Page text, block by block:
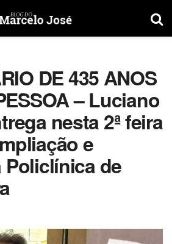
DE 435 ANOS
– Luciano
nesta 2ª feira
e
Policlínica de